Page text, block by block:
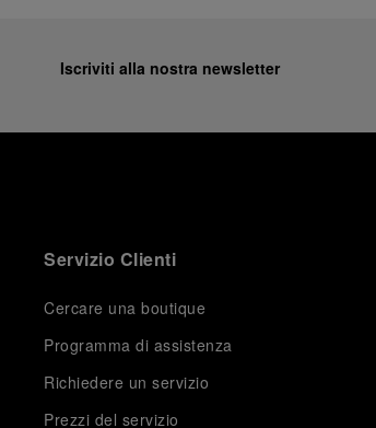
Iscriviti alla nostra newsletter
Servizio Clienti
Cercare una boutique
Programma di assistenza
Richiedere un servizio
Prezzi del servizio